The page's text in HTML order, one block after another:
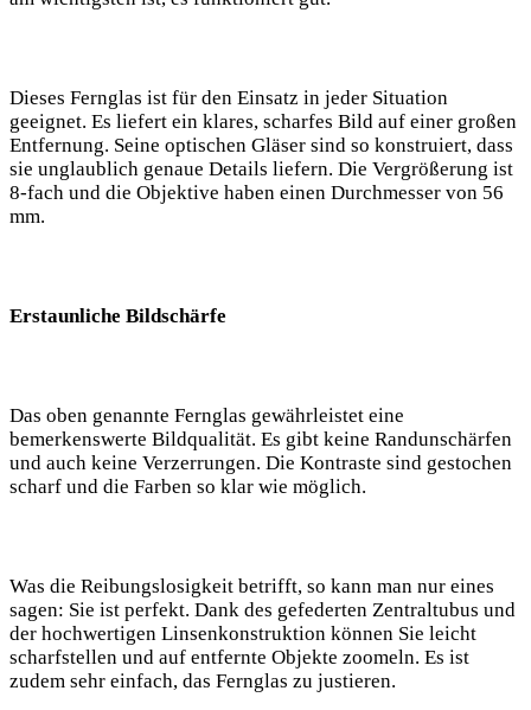
Dieses Fernglas ist für den Einsatz in jeder Situation
geeignet. Es liefert ein klares, scharfes Bild auf einer großen
Entfernung. Seine optischen Gläser sind so konstruiert, dass
sie unglaublich genaue Details liefern. Die Vergrößerung ist
8-fach und die Objektive haben einen Durchmesser von 56
mm.
Erstaunliche Bildschärfe
Das oben genannte Fernglas gewährleistet eine
bemerkenswerte Bildqualität. Es gibt keine Randunschärfen
und auch keine Verzerrungen. Die Kontraste sind gestochen
scharf und die Farben so klar wie möglich.
Was die Reibungslosigkeit betrifft, so kann man nur eines
sagen: Sie ist perfekt. Dank des gefederten Zentraltubus und
der hochwertigen Linsenkonstruktion können Sie leicht
scharfstellen und auf entfernte Objekte zoomeln. Es ist
zudem sehr einfach, das Fernglas zu justieren.